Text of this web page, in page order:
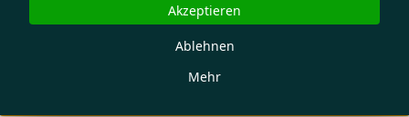
Mehr
Ablehnen
Akzeptieren